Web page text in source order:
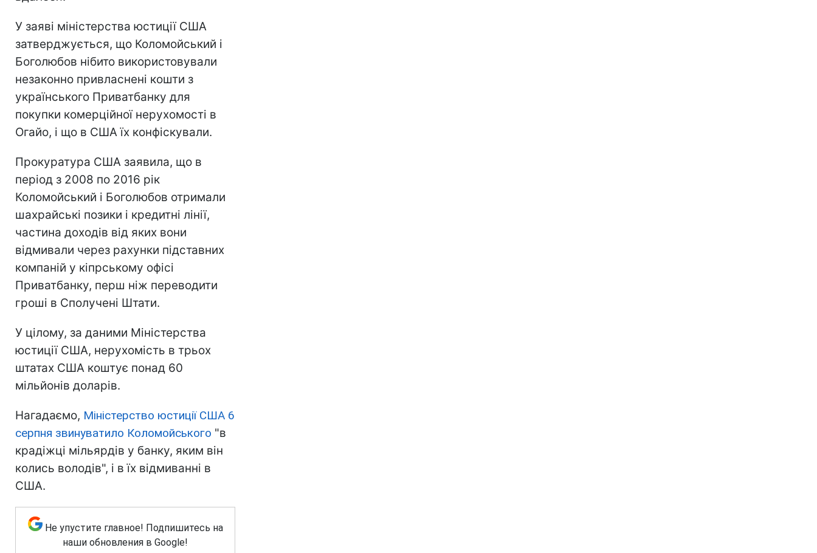
У заяві міністерства юстиції США
затверджується, що Коломойський і
Боголюбов нібито використовували
незаконно привласнені кошти з
українського Приватбанку для
покупки комерційної нерухомості в
Огайо, і що в США їх конфіскували.
Прокуратура США заявила, що в
період з 2008 по 2016 рік
Коломойський і Боголюбов отримали
шахрайські позики і кредитні лінії,
частина доходів від яких вони
відмивали через рахунки підставних
компаній у кіпрському офісі
Приватбанку, перш ніж переводити
гроші в Сполучені Штати.
У цілому, за даними Міністерства
юстиції США, нерухомість в трьох
штатах США коштує понад 60
мільйонів доларів.
Нагадаємо, Міністерство юстиції США 6
серпня звинуватило Коломойського "в
крадіжці мільярдів у банку, яким він
колись володів", і в їх відмиванні в
США.
Не упустите главное! Подпишитесь на
наши обновления в Google!